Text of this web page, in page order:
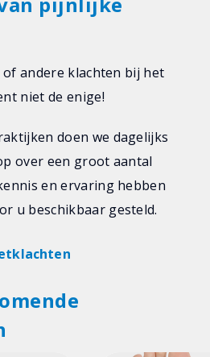
andere klachten bij het
niet de enige!
doen we dagelijks
over een groot aantal
en ervaring hebben
u beschikbaar gesteld.